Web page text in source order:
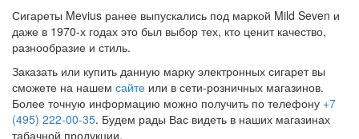
Сигареты Mevius ранее выпускались под маркой Mild Seven и
даже в 1970-х годах это был выбор тех, кто ценит качество,
разнообразие и стиль.
Заказать или купить данную марку электронных сигарет вы
сможете на нашем сайте или в сети-розничных магазинов.
Более точную информацию можно получить по телефону +7
(495) 222-00-35. Будем рады Вас видеть в наших магазинах
табачной продукции.